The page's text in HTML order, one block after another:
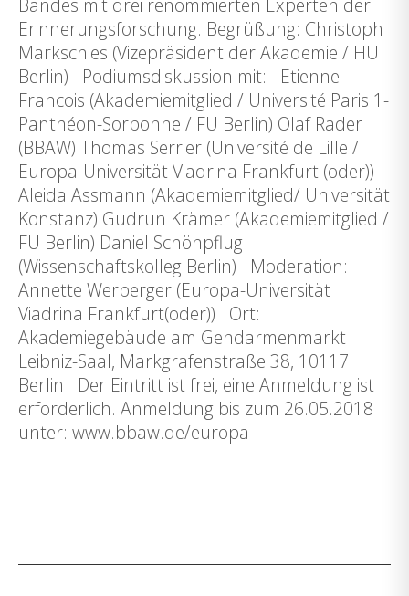
Bandes mit drei renommierten Experten der
Erinnerungsforschung. Begrüßung: Christoph
Markschies (Vizepräsident der Akademie / HU
Berlin) Podiumsdiskussion mit: Etienne
Francois (Akademiemitglied / Université Paris 1-
Panthéon-Sorbonne / FU Berlin) Olaf Rader
(BBAW) Thomas Serrier (Université de Lille /
Europa-Universität Viadrina Frankfurt (oder))
Aleida Assmann (Akademiemitglied/ Universität
Konstanz) Gudrun Krämer (Akademiemitglied /
FU Berlin) Daniel Schönpflug
(Wissenschaftskolleg Berlin) Moderation:
Annette Werberger (Europa-Universität
Viadrina Frankfurt(oder)) Ort:
Akademiegebäude am Gendarmenmarkt
Leibniz-Saal, Markgrafenstraße 38, 10117
Berlin Der Eintritt ist frei, eine Anmeldung ist
erforderlich. Anmeldung bis zum 26.05.2018
unter: www.bbaw.de/europa